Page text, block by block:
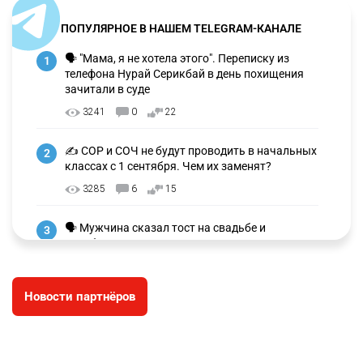
ПОПУЛЯРНОЕ В НАШЕМ TELEGRAM-КАНАЛЕ
1
🗣 "Мама, я не хотела этого". Переписку из
телефона Нурай Серикбай в день похищения
зачитали в суде
3241 0 22
2
✍️ СОР и СОЧ не будут проводить в начальных
классах с 1 сентября. Чем их заменят?
3285 6 15
3
🗣 Мужчина сказал тост на свадьбе и
заработал уголовное дело
🐏 Скота больше, а мясо дороже. Почему в
Казахстане продолжают расти цены на
Новости партнёров